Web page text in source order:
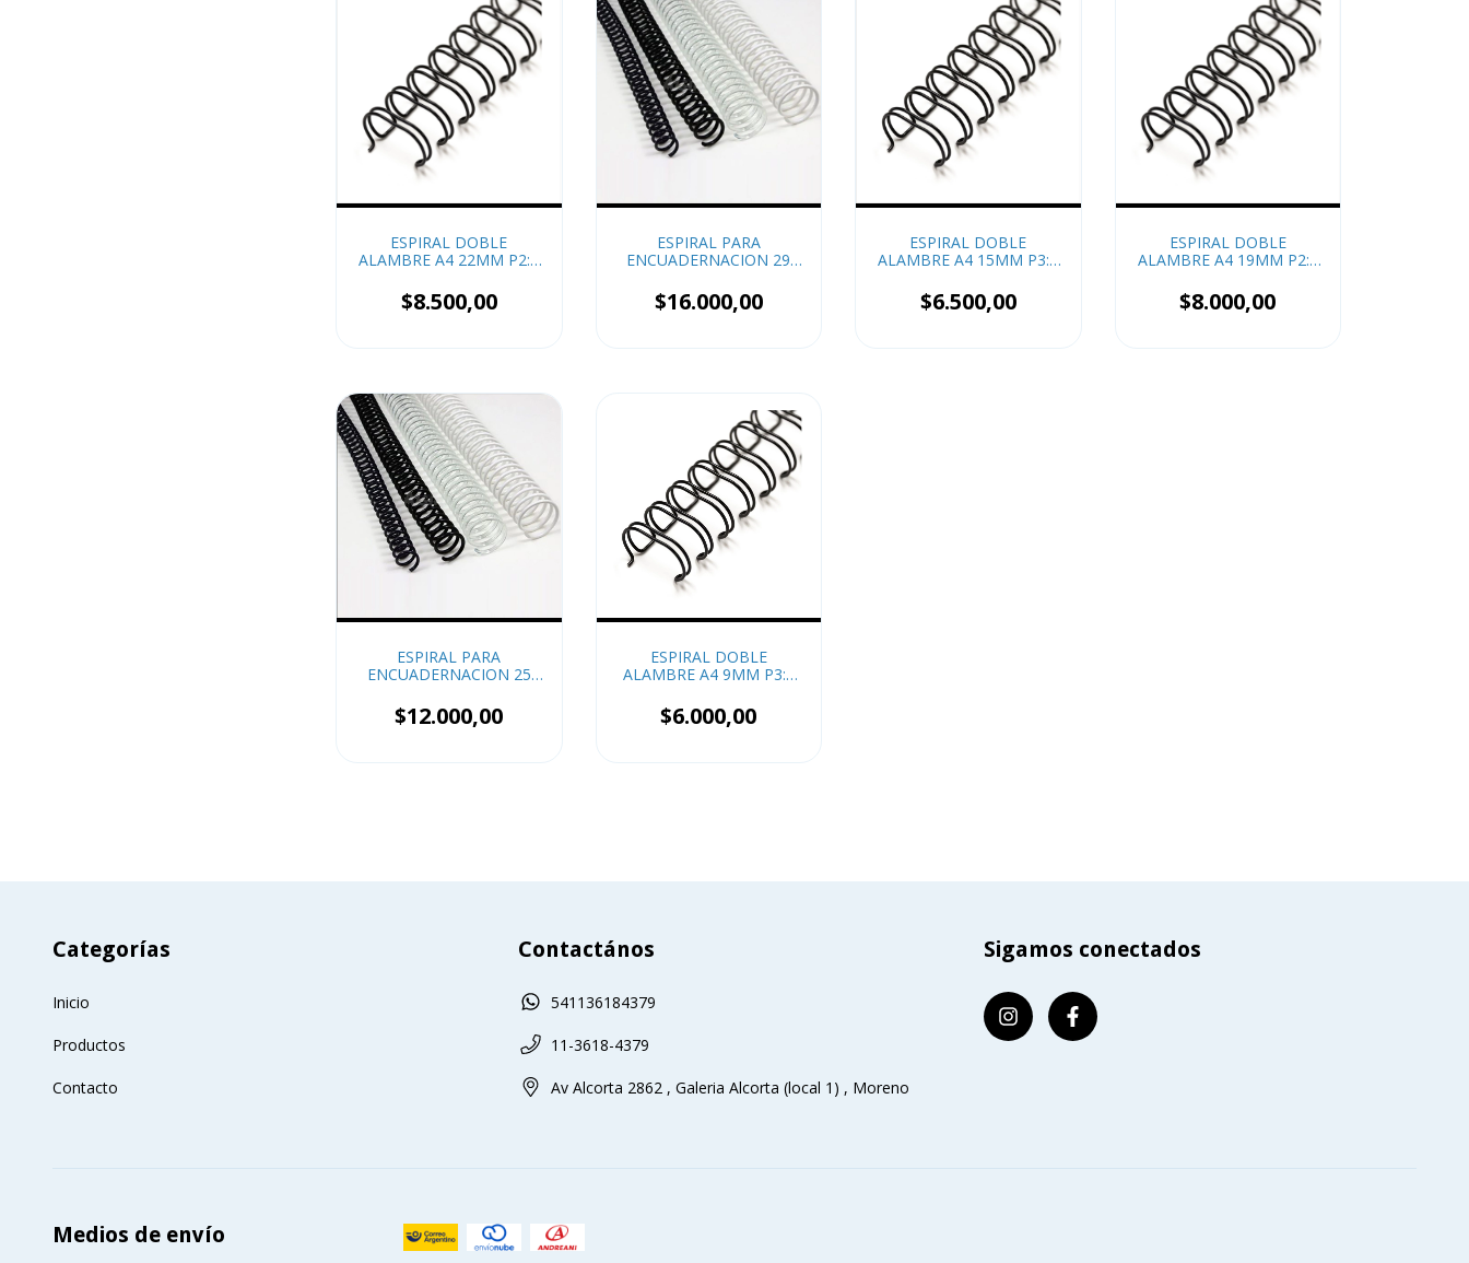
ESPIRAL DOBLE
ALAMBRE A4 22MM P2:1
$8.500,00
ESPIRAL PARA
ENCUADERNACION 29
$16.000,00
ESPIRAL DOBLE
ALAMBRE A4 15MM P3:1
$6.500,00
ESPIRAL DOBLE
ALAMBRE A4 19MM P2:1
$8.000,00
ESPIRAL PARA
ENCUADERNACION 25
$12.000,00
ESPIRAL DOBLE
ALAMBRE A4 9MM P3:1
$6.000,00
Categorías
Inicio
Productos
Contacto
Contactános
541136184379
11-3618-4379
Av Alcorta 2862 , Galeria Alcorta (local 1) , Moreno
Sigamos conectados
Medios de envío